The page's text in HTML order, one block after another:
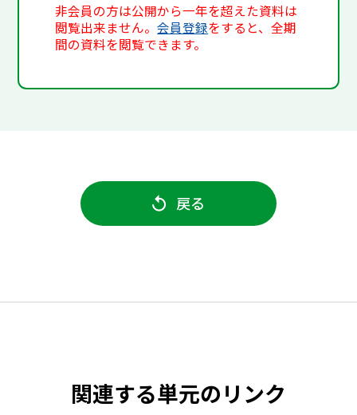
非会員の方は公開から一年を超えた資料は
閲覧出来ません。会員登録をすると、全期
間の資料を閲覧できます。
戻る
関連する単元のリンク